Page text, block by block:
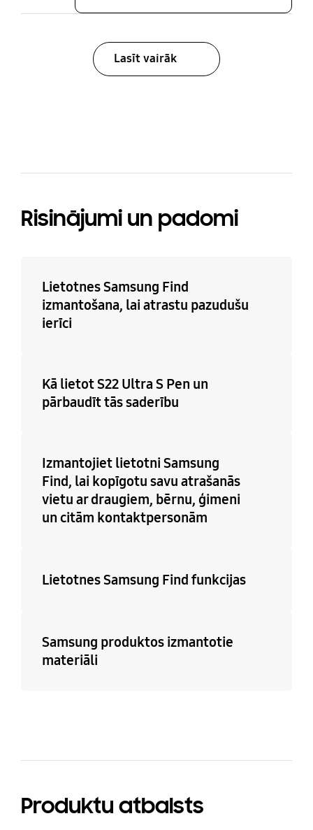
Lasīt vairāk
Risinājumi un padomi
Lietotnes Samsung Find
izmantošana, lai atrastu pazudušu
ierīci
Kā lietot S22 Ultra S Pen un
pārbaudīt tās saderību
Izmantojiet lietotni Samsung
Find, lai kopīgotu savu atrašanās
vietu ar draugiem, bērnu, ģimeni
un citām kontaktpersonām
Lietotnes Samsung Find funkcijas
Samsung produktos izmantotie
materiāli
Produktu atbalsts